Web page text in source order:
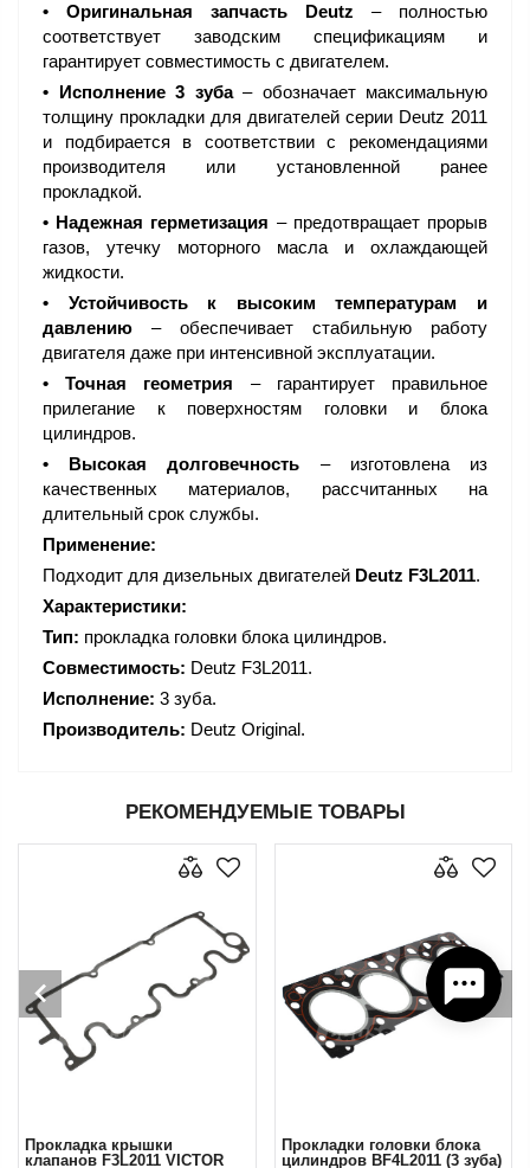
• Оригинальная запчасть Deutz – полностью
соответствует заводским спецификациям и
гарантирует совместимость с двигателем.
• Исполнение 3 зуба– обозначает максимальную
толщину прокладки для двигателей серии Deutz 2011
и подбирается в соответствии с рекомендациями
производителя или установленной ранее
прокладкой.
• Надежная герметизация – предотвращает прорыв
газов, утечку моторного масла и охлаждающей
жидкости.
• Устойчивость к высоким температурам и
давлению – обеспечивает стабильную работу
двигателя даже при интенсивной эксплуатации.
• Точная геометрия – гарантирует правильное
прилегание к поверхностям головки и блока
цилиндров.
• Высокая долговечность – изготовлена из
качественных материалов, рассчитанных на
длительный срок службы.
Применение:
Подходит для дизельных двигателей Deutz F3L2011.
Характеристики:
Тип: прокладка головки блока цилиндров.
Совместимость: Deutz F3L2011.
Исполнение: 3 зуба.
Производитель: Deutz Original.
РЕКОМЕНДУЕМЫЕ ТОВАРЫ
Прокладка крышки
клапанов F3L2011 VICTOR
Прокладки головки блока
цилиндров ВF4L2011 (3 зуба)